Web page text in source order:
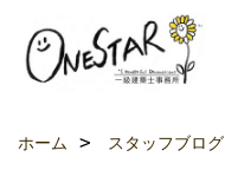
ホーム スタッフブログ